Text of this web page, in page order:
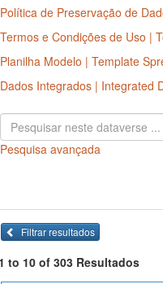
Política de Preservação de
Termos e Condições de Uso |
Planilha Modelo | Template
Dados Integrados | Integrated
Pesquisa avançada
Filtrar resultados
to 10 of 303 Resultados